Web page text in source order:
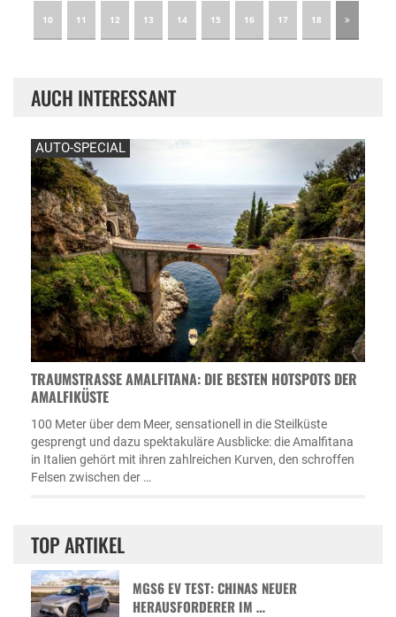
10 11 12 13 14 15 16 17 18
AUCH INTERESSANT
AUTO-SPECIAL
TRAUMSTRASSE AMALFITANA: DIE BESTEN HOTSPOTS DER A
MALFIKÜSTE
100 Meter über dem Meer, sensationell in die Steilküste
gesprengt und dazu spektakuläre Ausblicke: die Amalfitana
in Italien gehört mit ihren zahlreichen Kurven, den schroffen
Felsen zwischen der …
TOP ARTIKEL
MGS6 EV TEST: CHINAS NEUER
HERAUSFORDERER IM …